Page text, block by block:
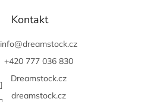
Kontakt
info@dreamstock.cz
+420 777 036 830
Dreamstock.cz
dreamstock.cz